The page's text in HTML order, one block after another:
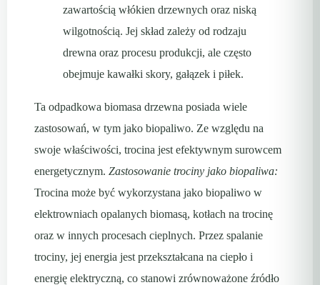
zawartością włókien drzewnych oraz niską
wilgotnością. Jej skład zależy od rodzaju
drewna oraz procesu produkcji, ale często
obejmuje kawałki skory, gałązek i piłek.
Ta odpadkowa biomasa drzewna posiada wiele
zastosowań, w tym jako biopaliwo. Ze względu na
swoje właściwości, trocina jest efektywnym surowcem
energetycznym. Zastosowanie trociny jako biopaliwa:
Trocina może być wykorzystana jako biopaliwo w
elektrowniach opalanych biomasą, kotłach na trocinę
oraz w innych procesach cieplnych. Przez spalanie
trociny, jej energia jest przekształcana na ciepło i
energię elektryczną, co stanowi zrównoważone źródło